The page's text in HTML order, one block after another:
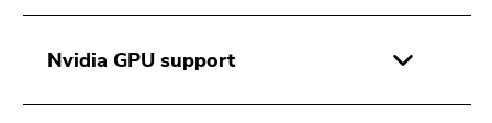
Nvidia GPU support